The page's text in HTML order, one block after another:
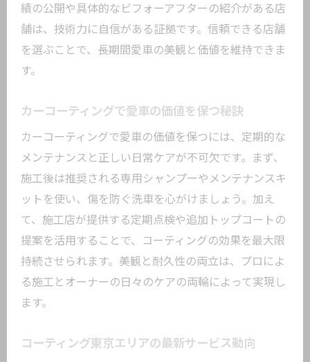
績の公開や具体的なビフォーアフターの紹介がある店
舗は、技術力に自信がある証拠です。信頼できる店舗
を選ぶことで、長期間愛車の美観と価値を維持できま
す。
カーコーティングで愛車の価値を保つ秘訣
カーコーティングで愛車の価値を保つには、定期的な
メンテナンスと正しい日常ケアが不可欠です。まず、
施工後は推奨される専用シャンプーやメンテナンスキ
ットを使い、傷を防ぐ洗車を心がけましょう。加え
て、施工店が提供する定期点検や追加トップコートの
提案を活用することで、コーティングの効果を最大限
持続させられます。美観と耐久性の両立は、プロによ
る施工とオーナーの日々のケアの両輪によって実現し
ます。
コーティング東京エリアの最新サービス動向